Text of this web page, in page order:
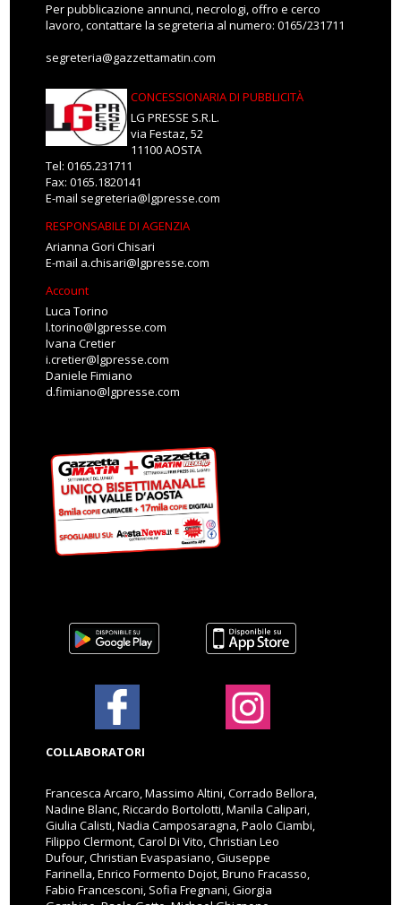
Per pubblicazione annunci, necrologi, offro e cerco
lavoro, contattare la segreteria al numero: 0165/231711
segreteria@gazzettamatin.com
CONCESSIONARIA DI PUBBLICITÀ
LG PRESSE S.R.L.
via Festaz, 52
11100 AOSTA
Tel: 0165.231711
Fax: 0165.1820141
E-mail segreteria@lgpresse.com
RESPONSABILE DI AGENZIA
Arianna Gori Chisari
E-mail a.chisari@lgpresse.com
Account
Luca Torino
l.torino@lgpresse.com
Ivana Cretier
i.cretier@lgpresse.com
Daniele Fimiano
d.fimiano@lgpresse.com
COLLABORATORI
Francesca Arcaro, Massimo Altini, Corrado Bellora,
Nadine Blanc, Riccardo Bortolotti, Manila Calipari,
Giulia Calisti, Nadia Camposaragna, Paolo Ciambi,
Filippo Clermont, Carol Di Vito, Christian Leo
Dufour, Christian Evaspasiano, Giuseppe
Farinella, Enrico Formento Dojot, Bruno Fracasso,
Fabio Francesconi, Sofia Fregnani, Giorgia